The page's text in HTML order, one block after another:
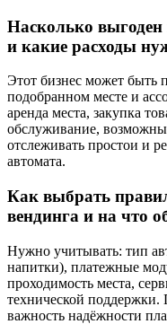
Насколько выгоден
и какие расходы
Этот бизнес может
подобранном месте и
аренда места, закупка
обслуживание,
отслеживать простои и
автомата.
Как выбрать
вендинга и на что
Нужно учитывать: тип
напитки), платежные
проходимость места,
технической поддержки.
важность надёжности